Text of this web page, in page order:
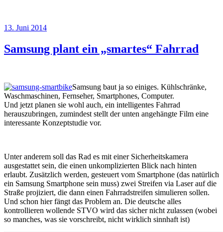
Veröffentlicht
13. Juni 2014
Samsung plant ein „smartes“ Fahrrad
Samsung baut ja so einiges. Kühlschränke,
Waschmaschinen, Fernseher, Smartphones, Computer.
Und jetzt planen sie wohl auch, ein intelligentes Fahrrad
herauszubringen, zumindest stellt der unten angehängte Film eine
interessante Konzeptstudie vor.
Unter anderem soll das Rad es mit einer Sicherheitskamera
ausgestattet sein, die einen unkomplizierten Blick nach hinten
erlaubt. Zusätzlich werden, gesteuert vom Smartphone (das natürlich
ein Samsung Smartphone sein muss) zwei Streifen via Laser auf die
Straße projiziert, die dann einen Fahrradstreifen simulieren sollen.
Und schon hier fängt das Problem an. Die deutsche alles
kontrollieren wollende STVO wird das sicher nicht zulassen (wobei
so manches, was sie vorschreibt, nicht wirklich sinnhaft ist)